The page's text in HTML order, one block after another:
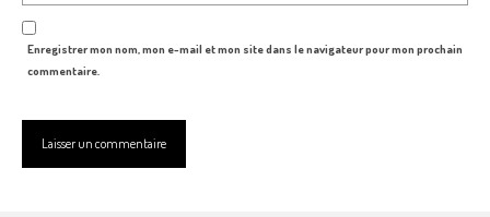
Enregistrer mon nom, mon e-mail et mon site dans le navigateur pour mon prochain
commentaire.